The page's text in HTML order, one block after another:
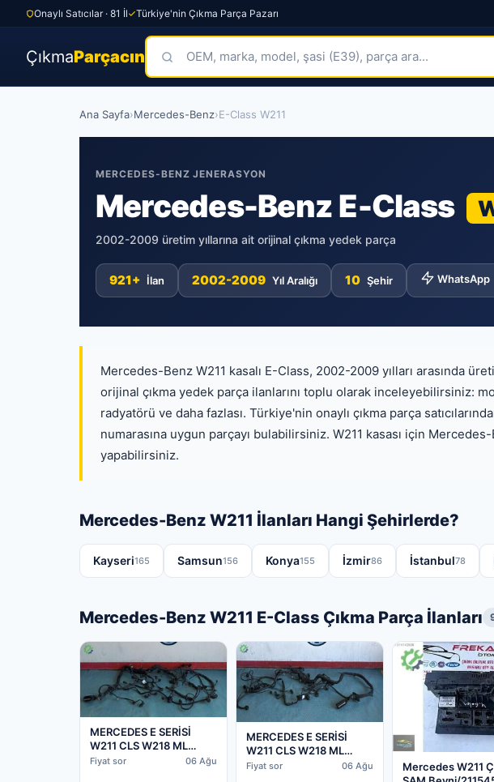
Onaylı Satıcılar · 81 İl Türkiye'nin Çıkma Parça Pazarı
ÇıkmaParçacın
Ana Sayfa›Mercedes-Benz›E-Class W211
MERCEDES-BENZ JENERASYON
Mercedes-Benz E-Class
2002-2009 üretim yıllarına ait orijinal çıkma yedek parça
921+ İlan 2002-2009 Yıl Aralığı 10 Şehir WhatsApp
Mercedes-Benz W211 kasalı E-Class, 2002-2009 yılları arasında
orijinal çıkma yedek parça ilanlarını toplu olarak inceleyebilirsiniz:
radyatörü ve daha fazlası. Türkiye'nin onaylı çıkma parça
numarasına uygun parçayı bulabilirsiniz. W211 kasası için
yapabilirsiniz.
Mercedes-Benz W211 İlanları Hangi Şehirlerde?
Kayseri165 Samsun156 Konya155 İzmir86 İstanbul78
Mercedes-Benz W211 E-Class Çıkma Parça İlanları
MERCEDES E SERİSİ
W211 CLS W218 ML
W164 642 MOTOR
Fiyat sor 06 Ağu
MERCEDES E SERİSİ
W211 CLS W218 ML
W164 642 MOTOR
Fiyat sor 06 Ağu
Mercedes W211